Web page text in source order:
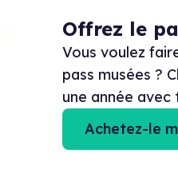
Offrez le
Vous voulez
pass musées ?
une année
Achetez-le